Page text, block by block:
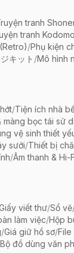
tranh
tranh
/Phụ kiện
キット /Mô hình
/Tiện ích nhà
màng bọc tái sử
vệ sinh thiết
sưởi/Thiết bị
/Âm thanh & Hi-
viết thư/Sổ vẽ
làm việc/Hộp
/Giá giữ hồ sơ/File
Bộ đồ dùng văn